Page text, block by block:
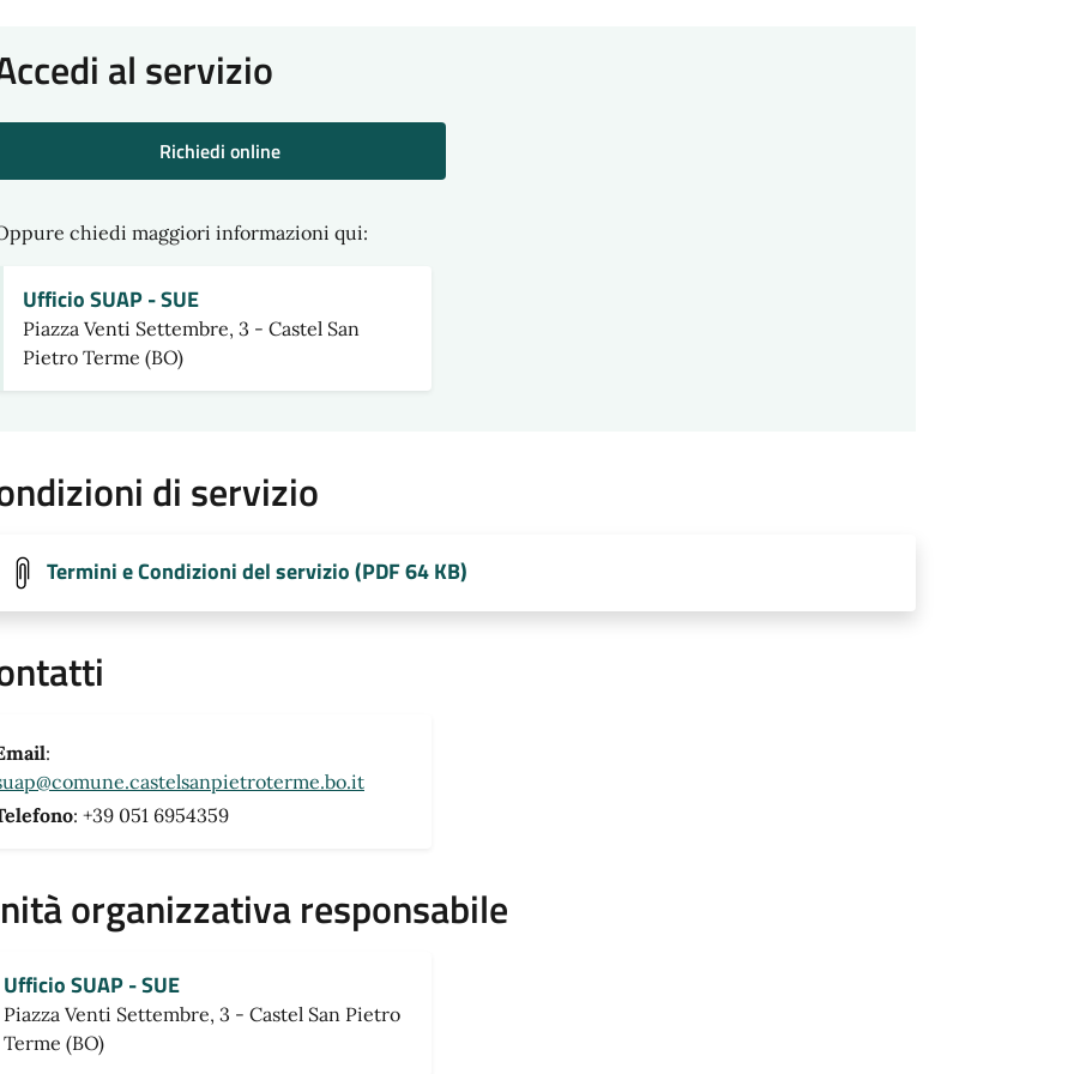
al servizio
Richiedi online
chiedi maggiori informazioni qui:
Ufficio SUAP - SUE
Piazza Venti Settembre, 3 - Castel San
Pietro Terme (BO)
di servizio
Termini e Condizioni del servizio (PDF 64 KB)
:
: +39 051 6954359
organizzativa responsabile
Ufficio SUAP - SUE
Piazza Venti Settembre, 3 - Castel San Pietro
Terme (BO)